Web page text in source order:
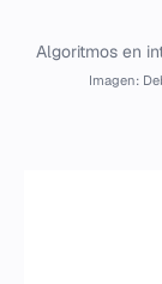
Algoritmos en
Imagen: